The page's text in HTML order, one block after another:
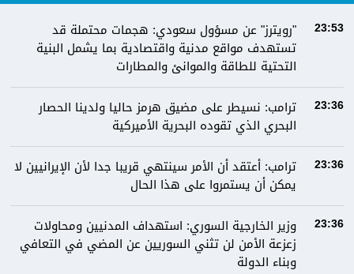
23:53
"رويترز" عن مسؤول سعودي: هجمات محتملة قد
تستهدف مواقع مدنية واقتصادية بما يشمل البنية
التحتية للطاقة والموانئ والمطارات
23:36
ترامب: نسيطر على مضيق هرمز حاليا ولدينا الحصار
البحري الذي تقوده البحرية الأميركية
23:36
ترامب: أعتقد أن الأمر سينتهي قريبا جدا لأن الإيرانيين لا
يمكن أن يستمروا على هذا الحال
23:36
وزير الخارجية السوري: استهداف المدنيين ومحاولات
زعزعة الأمن لن تثني السوريين عن المضي في التعافي
وبناء الدولة